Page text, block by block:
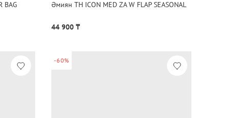
BAG Әмиян TH ICON MED ZA W FLAP SEASONAL
44 900 ₸
-60%